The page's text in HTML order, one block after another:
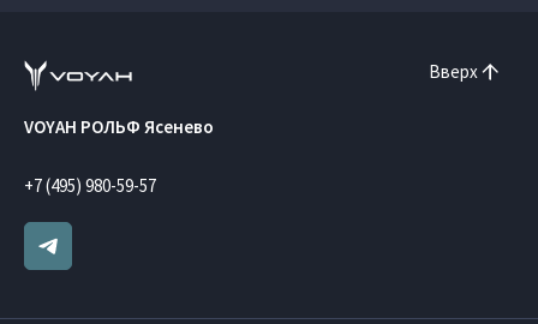
Вверх
VOYAH РОЛЬФ Ясенево
+7 (495) 980-59-57